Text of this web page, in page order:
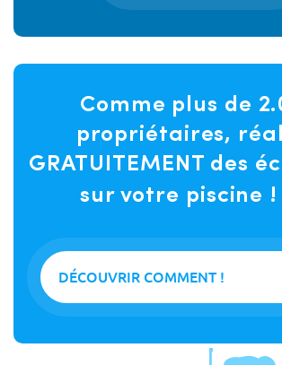
Comme plus de
propriétaires,
GRATUITEMENT des
sur votre piscine !
DÉCOUVRIR COMMENT !